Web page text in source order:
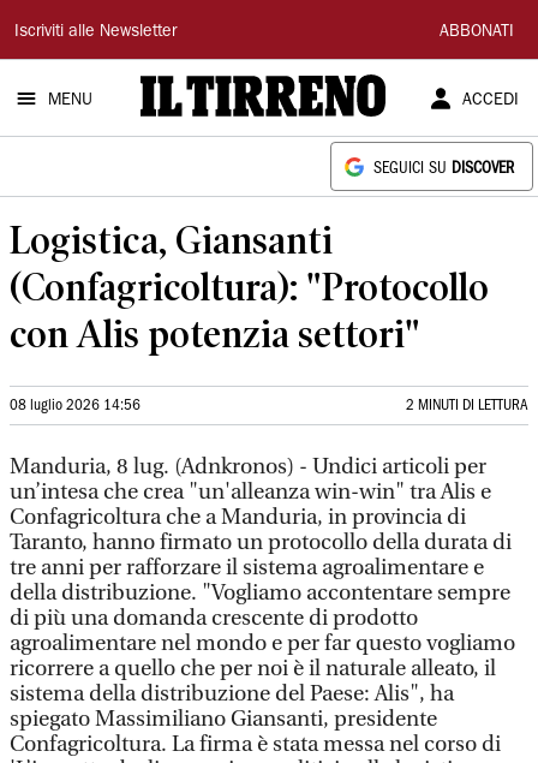
Il
Tirreno
Iscriviti alle Newsletter ABBONATI
MENU ACCEDI
SEGUICI SU DISCOVER
Logistica, Giansanti
(Confagricoltura): "Protocollo
con Alis potenzia settori"
08 luglio 2026 14:56 2 MINUTI DI LETTURA
Manduria, 8 lug. (Adnkronos) - Undici articoli per
un’intesa che crea "un'alleanza win-win" tra Alis e
Confagricoltura che a Manduria, in provincia di
Taranto, hanno firmato un protocollo della durata di
tre anni per rafforzare il sistema agroalimentare e
della distribuzione. "Vogliamo accontentare sempre
di più una domanda crescente di prodotto
agroalimentare nel mondo e per far questo vogliamo
ricorrere a quello che per noi è il naturale alleato, il
sistema della distribuzione del Paese: Alis", ha
spiegato Massimiliano Giansanti, presidente
Confagricoltura. La firma è stata messa nel corso di